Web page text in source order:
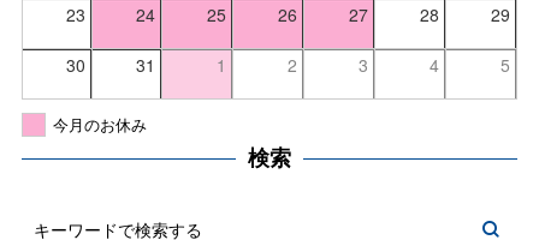
23 24 25 26 27 28 29
30 31 1 2 3 4 5
今月のお休み
検索